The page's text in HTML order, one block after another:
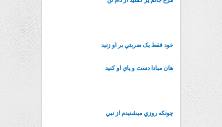
خود فقط يک ضربتي بر او زنيد
هان مبادا دست و پاي او کنيد
چونکه روزي مي‏شنيدم از نبي